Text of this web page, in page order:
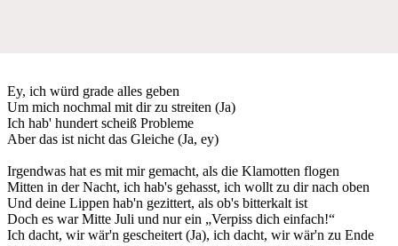
Ey, ich würd grade alles geben
Um mich nochmal mit dir zu streiten (Ja)
Ich hab' hundert scheiß Probleme
Aber das ist nicht das Gleiche (Ja, ey)
Irgendwas hat es mit mir gemacht, als die Klamotten flogen
Mitten in der Nacht, ich hab's gehasst, ich wollt zu dir nach oben
Und deine Lippen hab'n gezittert, als ob's bitterkalt ist
Doch es war Mitte Juli und nur ein „Verpiss dich einfach!“
Ich dacht, wir wär'n gescheitert (Ja), ich dacht, wir wär'n zu Ende